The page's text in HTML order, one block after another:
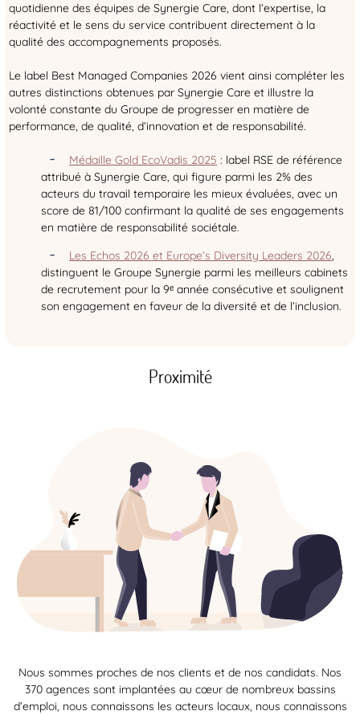
quotidienne des équipes de Synergie Care, dont l’expertise, la
réactivité et le sens du service contribuent directement à la
qualité des accompagnements proposés.
Le label Best Managed Companies 2026 vient ainsi compléter les
autres distinctions obtenues par Synergie Care et illustre la
volonté constante du Groupe de progresser en matière de
performance, de qualité, d’innovation et de responsabilité.
Médaille Gold EcoVadis 2025 : label RSE de référence
attribué à Synergie Care, qui figure parmi les 2% des
acteurs du travail temporaire les mieux évaluées, avec un
score de 81/100 confirmant la qualité de ses engagements
en matière de responsabilité sociétale.
Les Echos 2026 et Europe’s Diversity Leaders 2026,
distinguent le Groupe Synergie parmi les meilleurs cabinets
de recrutement pour la 9ᵉ année consécutive et soulignent
son engagement en faveur de la diversité et de l’inclusion.
Proximité
Nous sommes proches de nos clients et de nos candidats. Nos
370 agences sont implantées au cœur de nombreux bassins
d’emploi, nous connaissons les acteurs locaux, nous connaissons